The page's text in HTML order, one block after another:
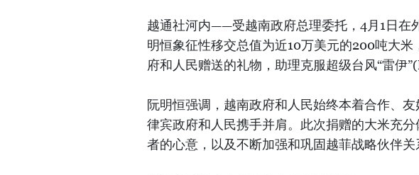
越通社河内——受越南政府总理委托，4月1日在
明恒象征性移交总值为近10万美元的200吨大
府和人民赠送的礼物，助理克服超级台风“雷伊
阮明恒强调，越南政府和人民始终本着合作、
律宾政府和人民携手并肩。此次捐赠的大米充
者的心意，以及不断加强和巩固越菲战略伙伴关